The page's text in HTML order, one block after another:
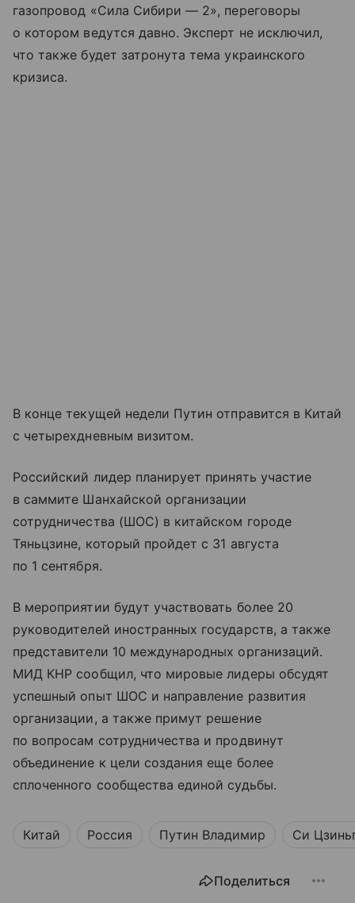
газопровод «Сила Сибири — 2», переговоры
о котором ведутся давно. Эксперт не исключил,
что также будет затронута тема украинского
кризиса.
В конце текущей недели Путин отправится в Китай
с четырехдневным визитом.
Российский лидер планирует принять участие
в саммите Шанхайской организации
сотрудничества (ШОС) в китайском городе
Тяньцзине, который пройдет с 31 августа
по 1 сентября.
В мероприятии будут участвовать более 20
руководителей иностранных государств, а также
представители 10 международных организаций.
МИД КНР сообщил, что мировые лидеры обсудят
успешный опыт ШОС и направление развития
организации, а также примут решение
по вопросам сотрудничества и продвинут
объединение к цели создания еще более
сплоченного сообщества единой судьбы.
Китай Россия Путин Владимир Си
Поделиться